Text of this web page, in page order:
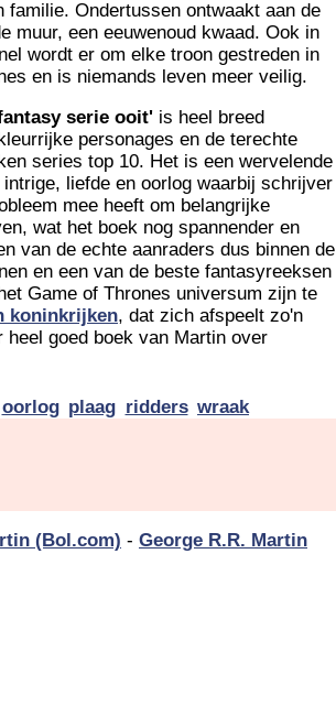
familie. Ondertussen ontwaakt aan de
muur, een eeuwenoud kwaad. Ook in
wordt er om elke troon gestreden in
en is niemands leven meer veilig.
serie ooit' is heel breed
personages en de terechte
series top 10. Het is een wervelende
liefde en oorlog waarbij schrijver
mee heeft om belangrijke
wat het boek nog spannender en
van de echte aanraders dus binnen de
en een van de beste fantasyreeksen
Game of Thrones universum zijn te
koninkrijken, dat zich afspeelt zo'n
heel goed boek van Martin over
oorlog plaag ridders wraak
(Bol.com) - George R.R. Martin